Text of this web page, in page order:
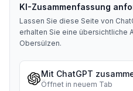
KI-Zusammenfassung
Lassen Sie diese Seite von
erhalten Sie eine übersichtliche
Obersülzen.
Mit ChatGPT
Öffnet in neuem Tab